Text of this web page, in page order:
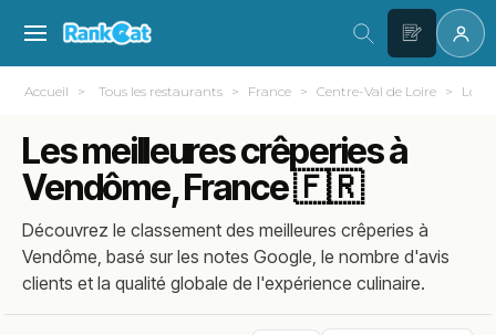
Accueil Tous les restaurants France Centre-Val de Loire Loir-
Les meilleures crêperies à
Vendôme, France 🇫🇷
Découvrez le classement des meilleures crêperies à
Vendôme, basé sur les notes Google, le nombre d'avis
clients et la qualité globale de l'expérience culinaire.